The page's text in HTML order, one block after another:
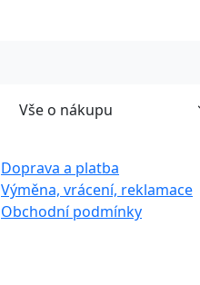
Vše o nákupu
Doprava a platba
Výměna, vrácení, reklamace
Obchodní podmínky